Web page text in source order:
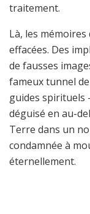
traitement.
Là, les
effacées. Des
de fausses
fameux tunnel
guides spirituels
déguisé en au-
Terre dans un
condamnée à
éternellement.